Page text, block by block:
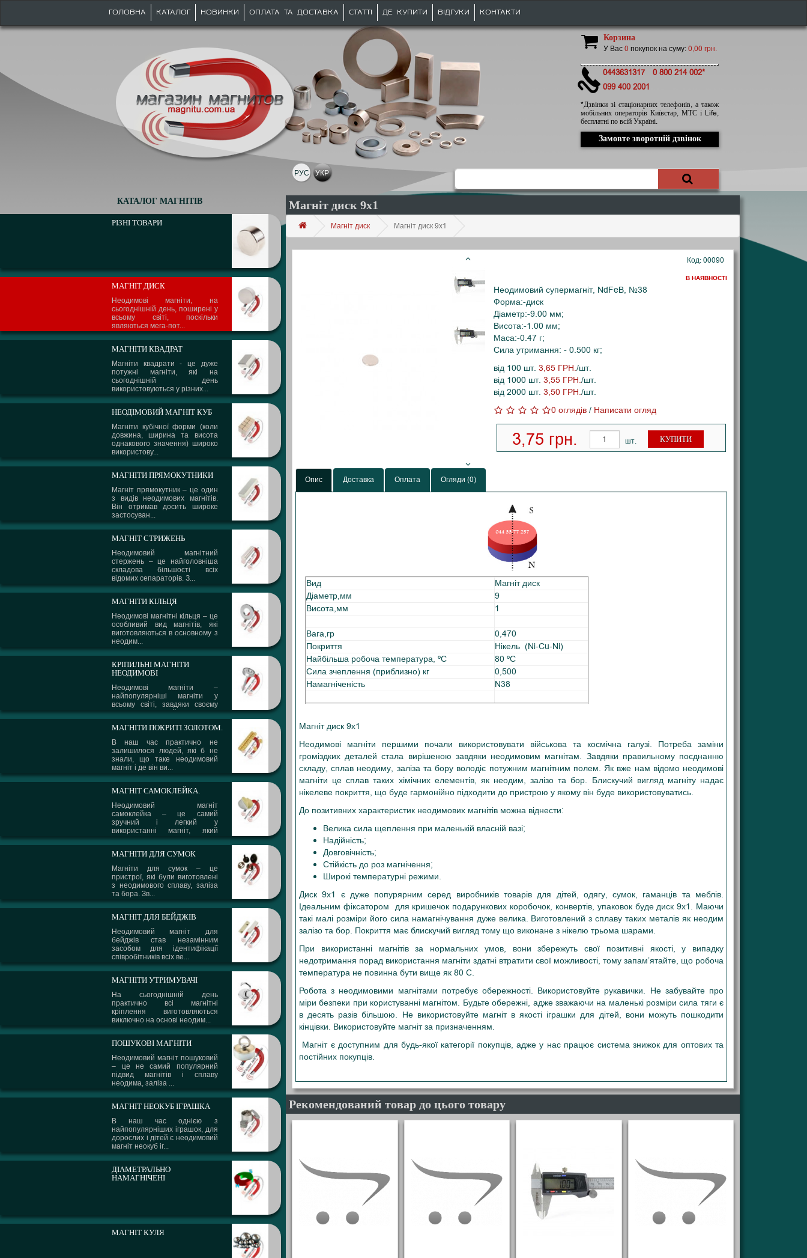
ГОЛОВНА КАТАЛОГ НОВИНКИ ОПЛАТА ТА ДОСТАВКА СТАТТІ ДЕ КУПИТИ ВІДГУКИ КОНТАКТИ
Корзина
У Вас0 покупок на суму:0,00 грн.
0443631317
0 800 214 002*
099 400 2001
*Дзвінки зі стаціонарних телефонів, а також
мобільних операторів Київстар, МТС і Life,
бесплатні по всій Україні.
Замовте зворотній дзвінок
РУС УКР
КАТАЛОГ МАГНІТІВ
РІЗНІ ТОВАРИ
МАГНІТ ДИСК
Неодимові магніти, на
сьогоднішній день, поширені у
всьому світі, поскільки
являються мега-пот...
МАГНІТИ КВАДРАТ
Магніти квадрати - це дуже
потужні магніти, які на
сьогоднішній день
використовуються у різних...
НЕОДІМОВИЙ МАГНІТ КУБ
Магніти кубічної форми (коли
довжина, ширина та висота
однакового значення) широко
використову...
МАГНІТИ ПРЯМОКУТНИКИ
Магніт прямокутник – це один
з видів неодимових магнітів.
Він отримав досить широке
застосуван...
МАГНІТ СТРИЖЕНЬ
Неодимовий магнітний
стержень – це найголовніша
складова більшості всіх
відомих сепараторів. З...
МАГНІТИ КІЛЬЦЯ
Неодимові магнітні кільця – це
особливий вид магнітів, які
виготовляються в основному з
неодим...
КРІПИЛЬНІ МАГНІТИ
НЕОДИМОВІ
Неодимові магніти –
найпопулярніші магніти у
всьому світі, завдяки своєму
сплаву і надзвичайни...
МАГНІТИ ПОКРИТІ ЗОЛОТОМ.
В наш час практично не
залишилося людей, які б не
знали, що таке неодимовий
магніт і де він ви...
МАГНІТ САМОКЛЕЙКА.
Неодимовий магніт
самоклейка – це самий
зручний і легкий у
використанні магніт, який
може вико...
МАГНІТИ ДЛЯ СУМОК
Магніти для сумок – це
пристрої, які були виготовлені
з неодимового сплаву, заліза
та бора. Зв...
МАГНІТ ДЛЯ БЕЙДЖІВ
Неодимовий магніт для
бейджів став незамінним
засобом для ідентифікації
співробітників всіх ве...
МАГНІТИ УТРИМУВАЧІ
На сьогоднішній день
практично всі магнітні
кріплення виготовляються
виключно на основі неодим...
ПОШУКОВІ МАГНІТИ
Неодимовий магніт пошуковий
– це не самий популярний
підвид магнітів і сплаву
неодима, заліза ...
МАГНІТ НЕОКУБ ІГРАШКА
В наш час однією з
найпопулярніших іграшок, для
дорослих і дітей є неодимовий
магніт неокуб іг...
ДІАМЕТРАЛЬНО
НАМАГНІЧЕНІ
МАГНІТ КУЛЯ
Магніт диск 9х1
Магніт диск Магніт диск 9х1
Код: 00090
В НАЯВНОСТІ
Неодимовий супермагніт, NdFeB, №38
Форма:-диск
Діаметр:-9.00 мм;
Висота:-1.00 мм;
Маса:-0.47 г;
Сила утримання: - 0.500 кг;
від 100 шт. 3,65 ГРН./шт.
від 1000 шт. 3,55 ГРН./шт.
від 2000 шт. 3,50 ГРН./шт.
0 оглядів/ Написати огляд
3,75 грн. шт. КУПИТИ
Опис Доставка Оплата Огляди (0)
Вид
Магніт диск
Діаметр,мм
9
Висота,мм
1
Вага,гр
0,470
Покриття
Нікель (Ni-Cu-Ni)
Найбільша робоча температура, ºС
80 ºС
Сила зчеплення (приблизно) кг
0,500
Намагніченість
N38
Магніт диск 9х1
Неодимові магніти першими почали використовувати військова та космічна галузі. Потреба заміни
громіздких деталей стала вирішеною завдяки неодимовим магнітам. Завдяки правильному поєднанню
складу, сплав неодиму, заліза та бору володіє потужним магнітним полем. Як вже нам відомо неодимові
магніти це сплав таких хімічних елементів, як неодим, залізо та бор. Блискучий вигляд магніту надає
нікелеве покриття, що буде гармонійно підходити до пристрою у якому він буде використовуватись.
До позитивних характеристик неодимових магнітів можна віднести:
Велика сила щеплення при маленькій власній вазі;
Надійність;
Довговічність;
Стійкість до роз магнічення;
Широкі температурні режими.
Диск 9х1 є дуже попурярним серед виробників товарів для дітей, одягу, сумок, гаманців та меблів.
Ідеальним фіксатором для кришечок подарункових коробочок, конвертів, упаковок буде диск 9х1. Маючи
такі малі розміри його сила намагнічування дуже велика. Виготовлений з сплаву таких металів як неодим
залізо та бор. Покриття має блискучий вигляд тому що виконане з нікелю трьома шарами.
При використанні магнітів за нормальних умов, вони збережуть свої позитивні якості, у випадку
недотримання порад використання магніти здатні втратити свої можливості, тому запам’ятайте, що робоча
температура не повинна бути вище як 80 С.
Робота з неодимовими магнітами потребує обережності. Використовуйте рукавички. Не забувайте про
міри безпеки при користуванні магнітом. Будьте обережні, адже зважаючи на маленькі розміри сила тяги є
в десять разів більшою. Не використовуйте магніт в якості іграшки для дітей, вони можуть пошкодити
кінцівки. Використовуйте магніт за призначенням.
Магніт є доступним для будь-якої категорії покупців, адже у нас працює система знижок для оптових та
постійних покупців.
Рекомендований товар до цього товару